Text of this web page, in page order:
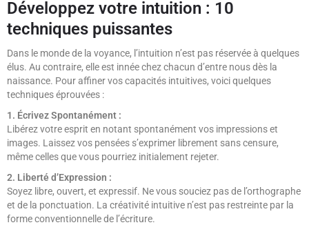
Développez votre intuition : 10
techniques puissantes
Dans le monde de la voyance, l’intuition n’est pas réservée à quelques
élus. Au contraire, elle est innée chez chacun d’entre nous dès la
naissance. Pour affiner vos capacités intuitives, voici quelques
techniques éprouvées :
1. Écrivez Spontanément :
Libérez votre esprit en notant spontanément vos impressions et
images. Laissez vos pensées s’exprimer librement sans censure,
même celles que vous pourriez initialement rejeter.
2. Liberté d’Expression :
Soyez libre, ouvert, et expressif. Ne vous souciez pas de l’orthographe
et de la ponctuation. La créativité intuitive n’est pas restreinte par la
forme conventionnelle de l’écriture.